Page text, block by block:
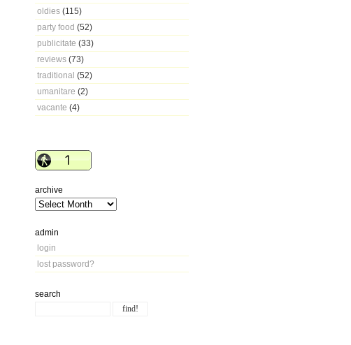
oldies (115)
party food (52)
publicitate (33)
reviews (73)
traditional (52)
umanitare (2)
vacante (4)
archive
admin
login
lost password?
search